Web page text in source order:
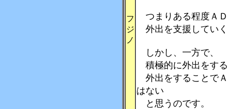
フ
ジ
ノ
つまりある程度Ａ
外出を支援してい
しかし、一方で、
積極的に外出をす
外出をすることで
はない
と思うのです。